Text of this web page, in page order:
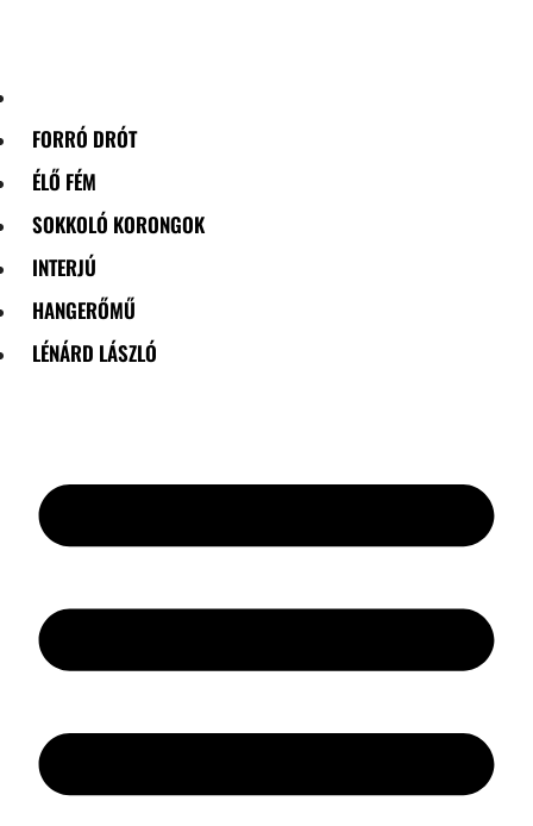
FORRÓ DRÓT
ÉLŐ FÉM
SOKKOLÓ KORONGOK
INTERJÚ
HANGERŐMŰ
LÉNÁRD LÁSZLÓ